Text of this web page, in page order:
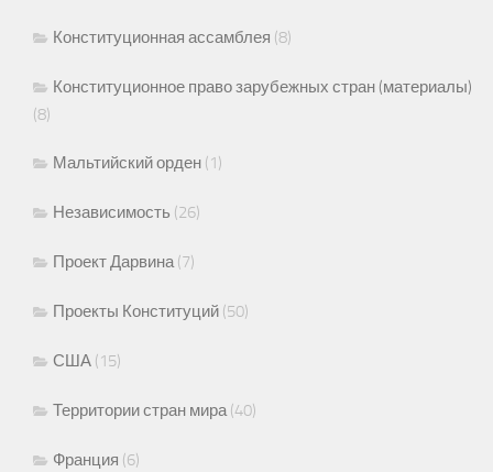
Конституционная ассамблея (8)
Конституционное право зарубежных стран (материалы)
(8)
Мальтийский орден (1)
Независимость (26)
Проект Дарвина(7)
Проекты Конституций (50)
США (15)
Территории стран мира(40)
Франция (6)